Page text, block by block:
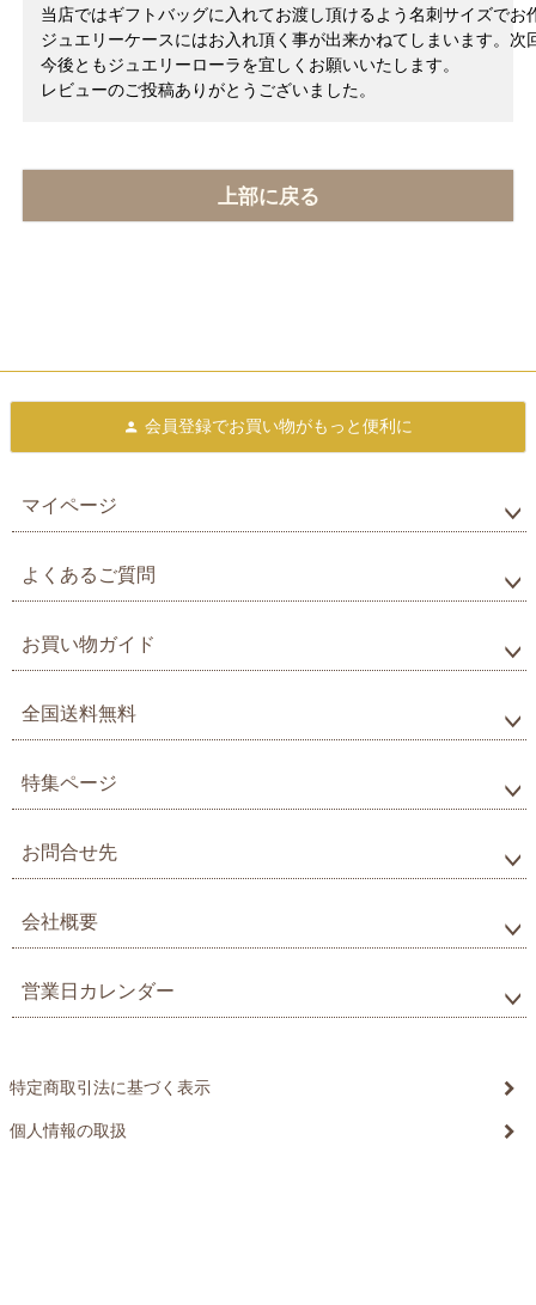
当店ではギフトバッグに入れてお渡し頂けるよう名刺サイズでお
ジュエリーケースにはお入れ頂く事が出来かねてしまいます。次
今後ともジュエリーローラを宜しくお願いいたします。
レビューのご投稿ありがとうございました。
上部に戻る
会員登録でお買い物がもっと便利に
マイページ
よくあるご質問
お買い物ガイド
全国送料無料
特集ページ
お問合せ先
会社概要
営業日カレンダー
特定商取引法に基づく表示
個人情報の取扱